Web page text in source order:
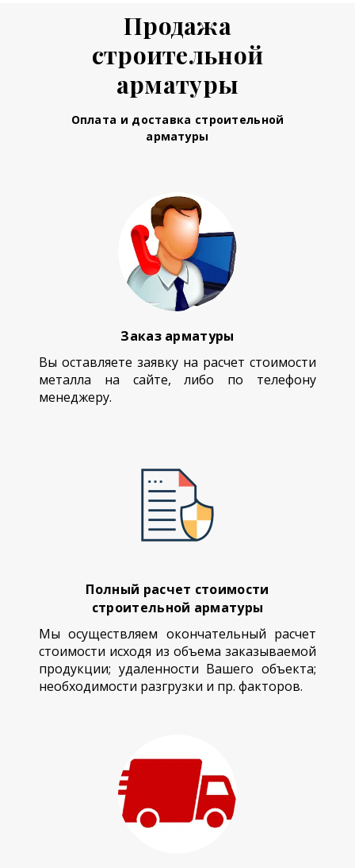
Продажа
строительной
арматуры
Оплата и доставка строительной
арматуры
Заказ арматуры
Вы оставляете заявку на расчет стоимости
металла на сайте, либо по телефону
менеджеру.
Полный расчет стоимости
строительной арматуры
Мы осуществляем окончательный расчет
стоимости исходя из объема заказываемой
продукции; удаленности Вашего объекта;
необходимости разгрузки и пр. факторов.